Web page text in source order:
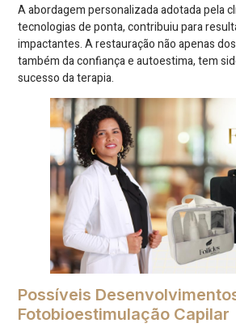
A abordagem personalizada adotada pela
tecnologias de ponta, contribuiu para
impactantes. A restauração não apenas
também da confiança e autoestima, tem
sucesso da terapia.
Possíveis
Fotobioestimulação Capilar